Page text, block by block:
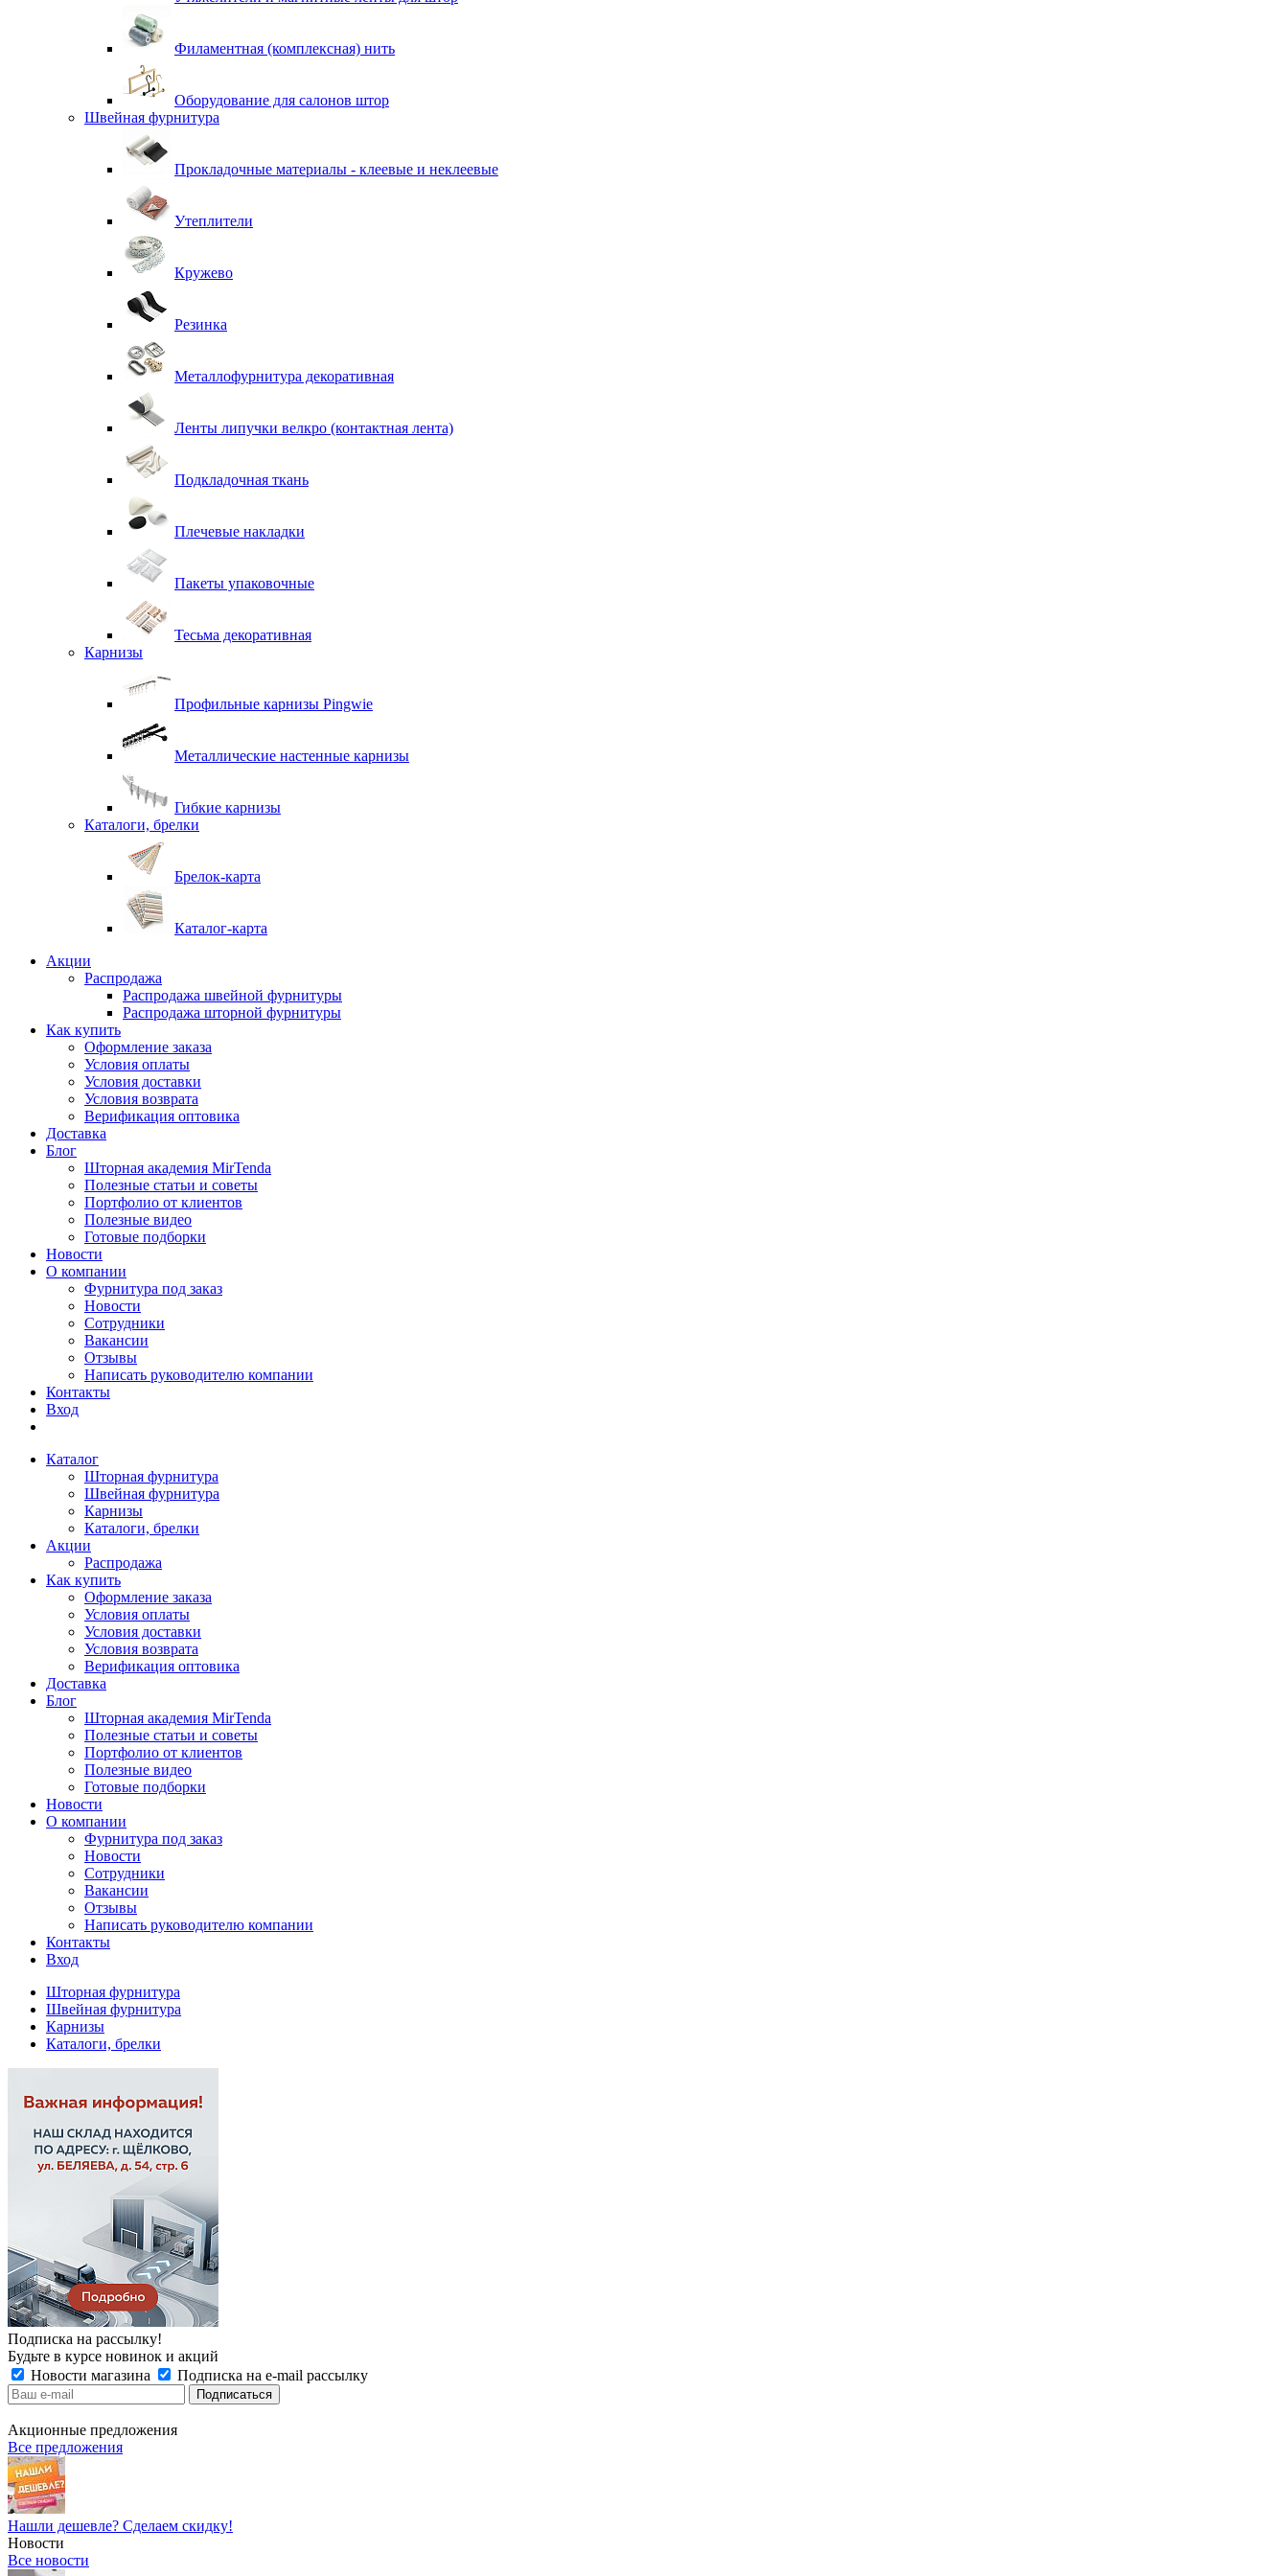
Филаментная (комплексная) нить
Оборудование для салонов штор
Швейная фурнитура
Прокладочные материалы - клеевые и неклеевые
Утеплители
Кружево
Резинка
Металлофурнитура декоративная
Ленты липучки велкро (контактная лента)
Подкладочная ткань
Плечевые накладки
Пакеты упаковочные
Тесьма декоративная
Карнизы
Профильные карнизы Pingwie
Металлические настенные карнизы
Гибкие карнизы
Каталоги, брелки
Брелок-карта
Каталог-карта
Акции
Распродажа
Распродажа швейной фурнитуры
Распродажа шторной фурнитуры
Как купить
Оформление заказа
Условия оплаты
Условия доставки
Условия возврата
Верификация оптовика
Доставка
Блог
Шторная академия MirTenda
Полезные статьи и советы
Портфолио от клиентов
Полезные видео
Готовые подборки
Новости
О компании
Фурнитура под заказ
Новости
Сотрудники
Вакансии
Отзывы
Написать руководителю компании
Контакты
Вход
Каталог
Шторная фурнитура
Швейная фурнитура
Карнизы
Каталоги, брелки
Акции
Распродажа
Как купить
Оформление заказа
Условия оплаты
Условия доставки
Условия возврата
Верификация оптовика
Доставка
Блог
Шторная академия MirTenda
Полезные статьи и советы
Портфолио от клиентов
Полезные видео
Готовые подборки
Новости
О компании
Фурнитура под заказ
Новости
Сотрудники
Вакансии
Отзывы
Написать руководителю компании
Контакты
Вход
Шторная фурнитура
Швейная фурнитура
Карнизы
Каталоги, брелки
Подписка на рассылку!
Будьте в курсе новинок и акций
Новости магазина
Подписка на e-mail рассылку
Акционные предложения
Все предложения
Нашли дешевле? Сделаем скидку!
Новости
Все новости